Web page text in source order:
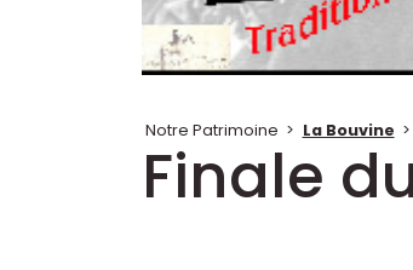
Notre Patrimoine > La Bouvine >
Finale